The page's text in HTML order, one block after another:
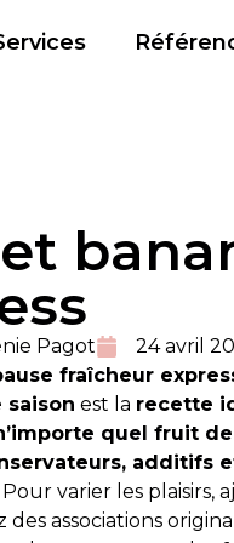
Pagot 24 avril
fraîcheur
saison est la recette
quel fruit
additifs
Pour varier les plaisirs,
associations